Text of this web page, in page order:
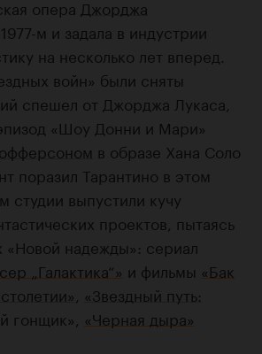
опера Джорджа
м и задала в индустрии
на несколько лет вперед.
войн» были сняты
спешел от Джорджа Лукаса,
«Шоу Донни и Мари»
в образе Хана Соло
поразил Тарантино в этом
студии выпустили кучу
проектов, пытаясь
«Новой надежды»: сериал
„Галактика“» и фильмы «Бак
«Звездный путь:
гонщик», «Черная дыра»